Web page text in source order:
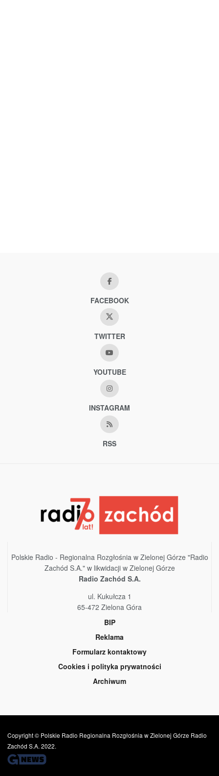
FACEBOOK
TWITTER
YOUTUBE
INSTAGRAM
RSS
Polskie Radio - Regionalna Rozgłośnia w Zielonej Górze "Radio
Zachód S.A." w likwidacji w Zielonej Górze
Radio Zachód S.A.
ul. Kukułcza 1
65-472 Zielona Góra
BIP
Reklama
Formularz kontaktowy
Cookies i polityka prywatności
Archiwum
Copyright © Polskie Radio Regionalna Rozgłośnia w Zielonej Górze Radio
Zachód S.A. 2022.